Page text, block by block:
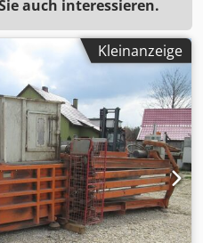
auch interessieren.
Kleinanzeige